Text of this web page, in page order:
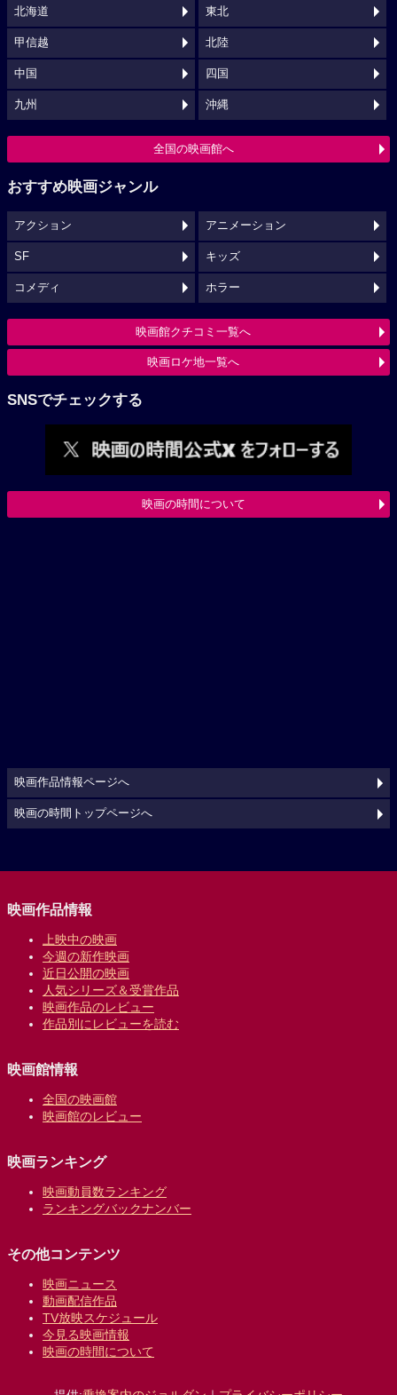
北海道 東北
甲信越 北陸
中国 四国
九州 沖縄
全国の映画館へ
おすすめ映画ジャンル
アクション アニメーション
SF キッズ
コメディ ホラー
映画館クチコミ一覧へ
映画ロケ地一覧へ
SNSでチェックする
映画の時間について
映画作品情報ページへ
映画の時間トップページへ
映画作品情報
上映中の映画
今週の新作映画
近日公開の映画
人気シリーズ＆受賞作品
映画作品のレビュー
作品別にレビューを読む
映画館情報
全国の映画館
映画館のレビュー
映画ランキング
映画動員数ランキング
ランキングバックナンバー
その他コンテンツ
映画ニュース
動画配信作品
TV放映スケジュール
今見る映画情報
映画の時間について